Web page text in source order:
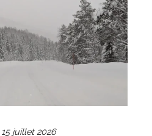
15 juillet 2026